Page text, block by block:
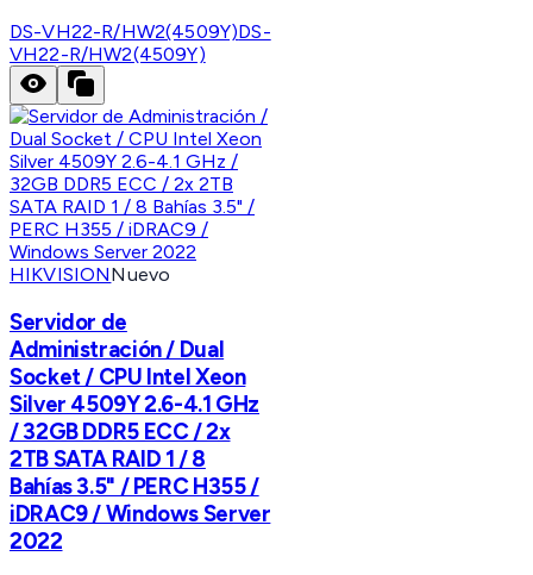
DS-VH22-R/HW2(4509Y)DS-
VH22-R/HW2(4509Y)
HIKVISIONNuevo
Servidor de
Administración / Dual
Socket / CPU Intel Xeon
Silver 4509Y 2.6-4.1 GHz
/ 32GB DDR5 ECC / 2x
2TB SATA RAID 1 / 8
Bahías 3.5" / PERC H355 /
iDRAC9 / Windows Server
2022